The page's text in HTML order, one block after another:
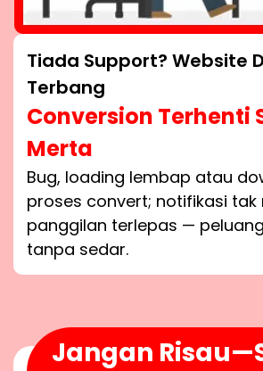
Tiada Support? Website
Terbang
Conversion Terhenti
Merta
Bug, loading lembap atau
proses convert; notifikasi tak
panggilan terlepas —
tanpa sedar.
Jangan